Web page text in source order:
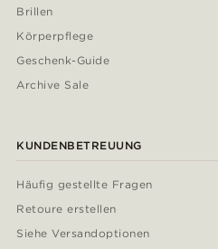
Brillen
Körperpflege
Geschenk-Guide
Archive Sale
KUNDENBETREUUNG
Häufig gestellte Fragen
Retoure erstellen
Siehe Versandoptionen